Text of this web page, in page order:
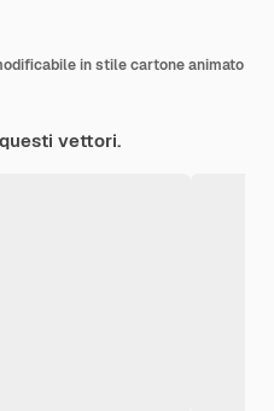
in stile cartone animato
vettori.